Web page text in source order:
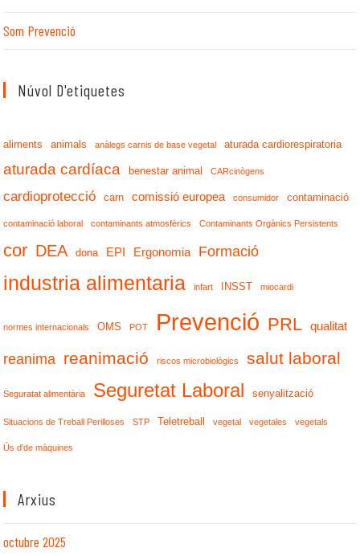
Som Prevenció
Núvol D'etiquetes
aliments animals anàlegs carnis de base vegetal aturada cardiorespiratoria
aturada cardíaca benestar animal CARcinògens
cardioprotecció carn comissió europea consumidor contaminació
contaminació laboral contaminants atmosfèrics Contaminants Orgànics Persistents
cor DEA dona EPI Ergonomia Formació
industria alimentaria infart INSST miocardi
normes internacionals OMS POT Prevenció PRL qualitat
reanima reanimació riscos microbiològics salut laboral
Seguratat alimentària Seguretat Laboral senyalització
Situacions de Treball Perilloses STP Teletreball vegetal vegetales vegetals
Ús d'de màquines
Arxius
octubre 2025